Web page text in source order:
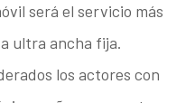
será el servicio más
ultra ancha fija.
los actores con